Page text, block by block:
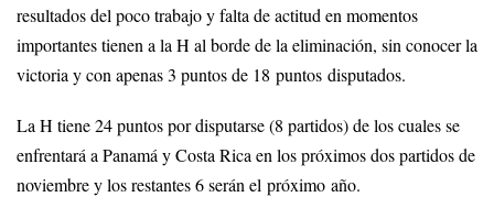
resultados del poco trabajo y falta de actitud en momentos
importantes tienen a la H al borde de la eliminación, sin conocer la
victoria y con apenas 3 puntos de 18 puntos disputados.
La H tiene 24 puntos por disputarse (8 partidos) de los cuales se
enfrentará a Panamá y Costa Rica en los próximos dos partidos de
noviembre y los restantes 6 serán el próximo año.